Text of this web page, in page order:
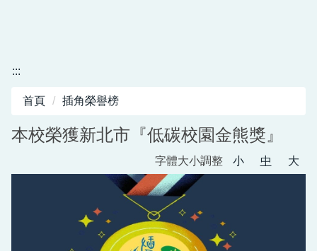
:::
首頁 插角榮譽榜
本校榮獲新北市『低碳校園金熊獎』
字體大小調整 小 中 大